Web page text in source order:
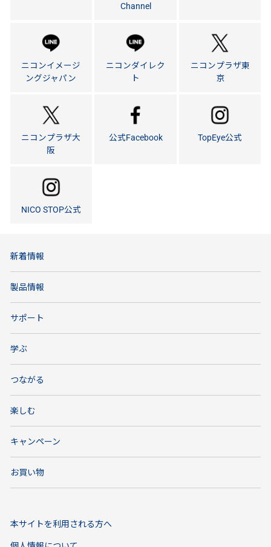
Channel
ニコンイメージ
ングジャパン
ニコンダイレク
ト
ニコンプラザ東
京
ニコンプラザ大
阪
公式Facebook TopEye公式
NICO STOP公式
新着情報
製品情報
サポート
学ぶ
つながる
楽しむ
キャンペーン
お買い物
本サイトを利用される方へ